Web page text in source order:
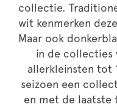
collectie.
wit kenmerken
Maar ook
in de collecties
allerkleinsten tot
seizoen een
en met de laatste